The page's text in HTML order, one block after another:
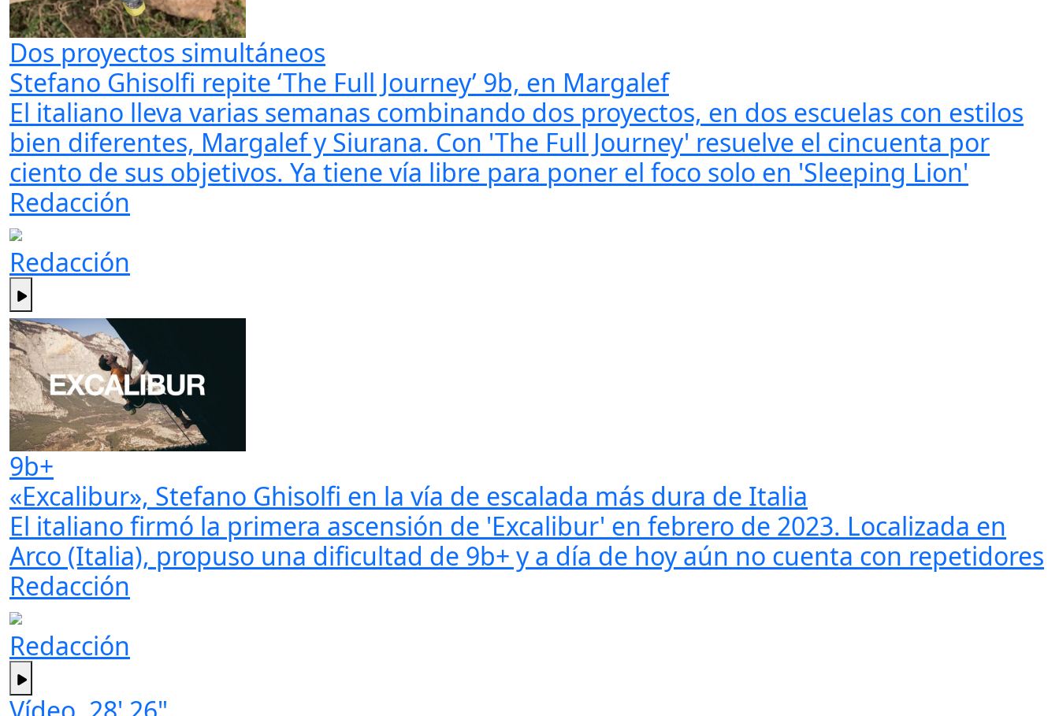
Dos proyectos simultáneos
Stefano Ghisolfi repite ‘The Full Journey’ 9b, en Margalef
El italiano lleva varias semanas combinando dos proyectos, en dos escuelas con estilos
bien diferentes, Margalef y Siurana. Con 'The Full Journey' resuelve el cincuenta por
ciento de sus objetivos. Ya tiene vía libre para poner el foco solo en 'Sleeping Lion'
Redacción
Redacción
9b+
«Excalibur», Stefano Ghisolfi en la vía de escalada más dura de Italia
El italiano firmó la primera ascensión de 'Excalibur' en febrero de 2023. Localizada en
Arco (Italia), propuso una dificultad de 9b+ y a día de hoy aún no cuenta con repetidores
Redacción
Redacción